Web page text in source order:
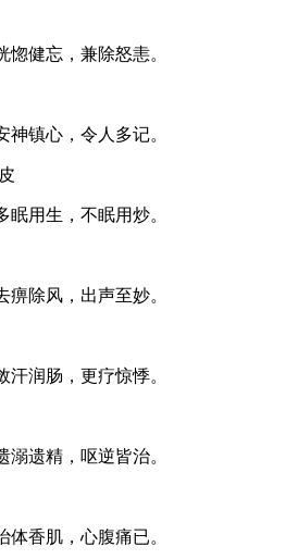
健忘，兼除怒恚。
镇心，令人多记。
用生，不眠用炒。
除风，出声至妙。
润肠，更疗惊悸。
遗精，呕逆皆治。
香肌，心腹痛已。